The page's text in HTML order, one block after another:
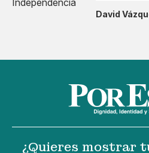
David
¿Quieres mostrar